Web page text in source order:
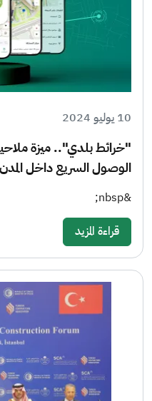
10 يوليو 2024
"خرائط بلدي".. ميزة
الوصول السريع داخل
&nbsp;
قراءة المزيد